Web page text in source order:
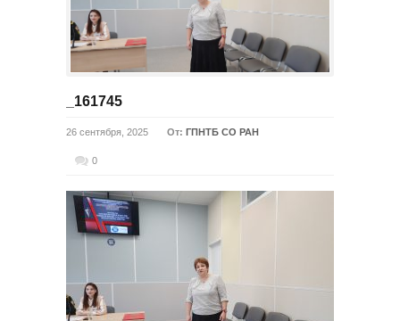
_161745
26 сентября, 2025 От: ГПНТБ СО РАН
0